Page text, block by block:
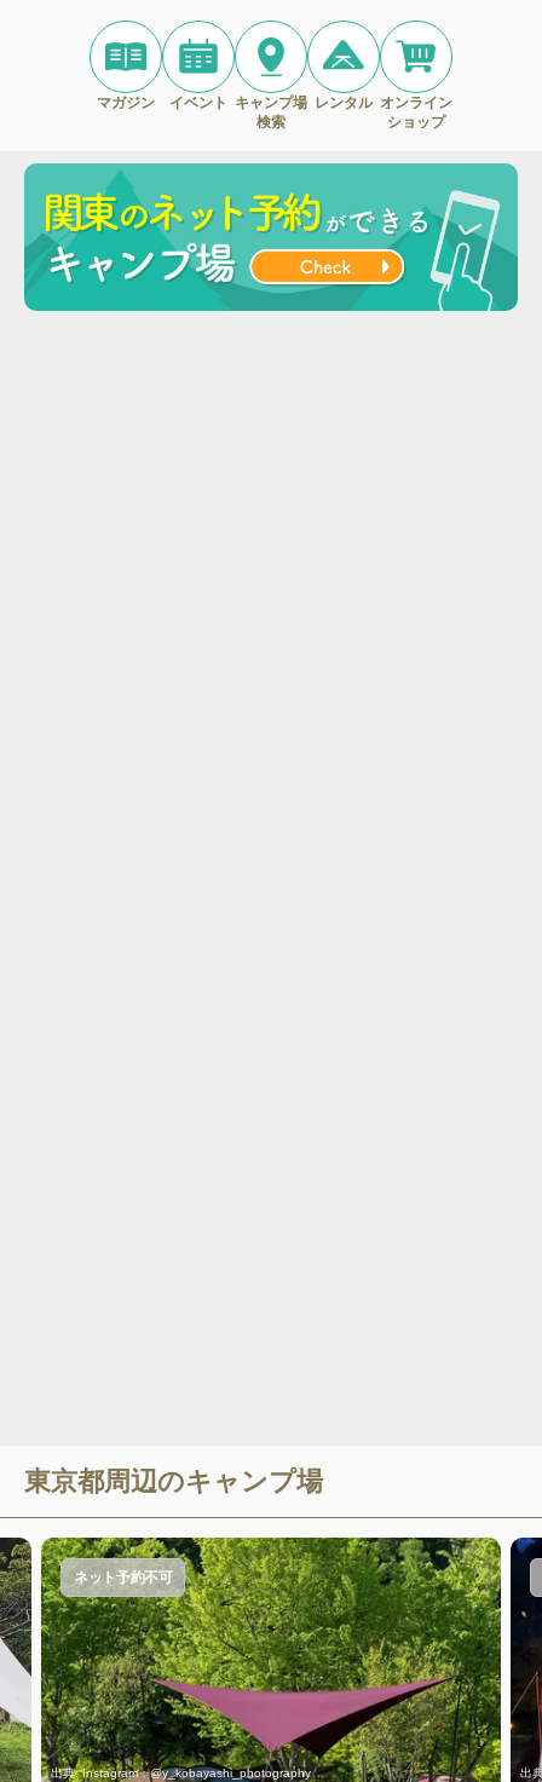
マガジン イベント
キャンプ場
検索
レンタル オンライン
ショップ
東京都周辺のキャンプ場
出典:Instagram：@y_kobayashi_photography
ネット予約不可
出